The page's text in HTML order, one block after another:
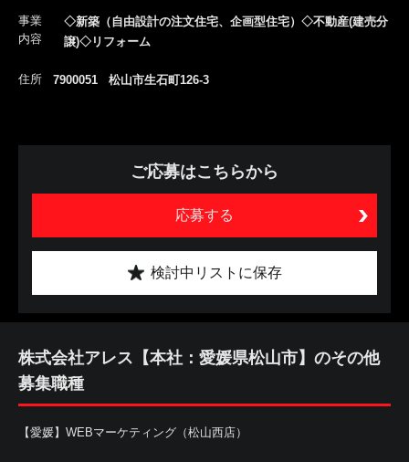
事業
内容
◇新築（自由設計の注文住宅、企画型住宅）◇不動産(建売分
譲)◇リフォーム
住所 7900051 松山市生石町126-3
ご応募はこちらから
応募する
検討中リストに保存
株式会社アレス【本社：愛媛県松山市】のその他
募集職種
【愛媛】WEBマーケティング（松山西店）